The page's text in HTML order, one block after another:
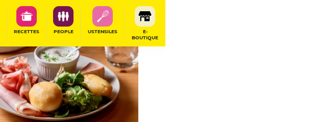
RECETTES PEOPLE USTENSILES
E-
BOUTIQUE